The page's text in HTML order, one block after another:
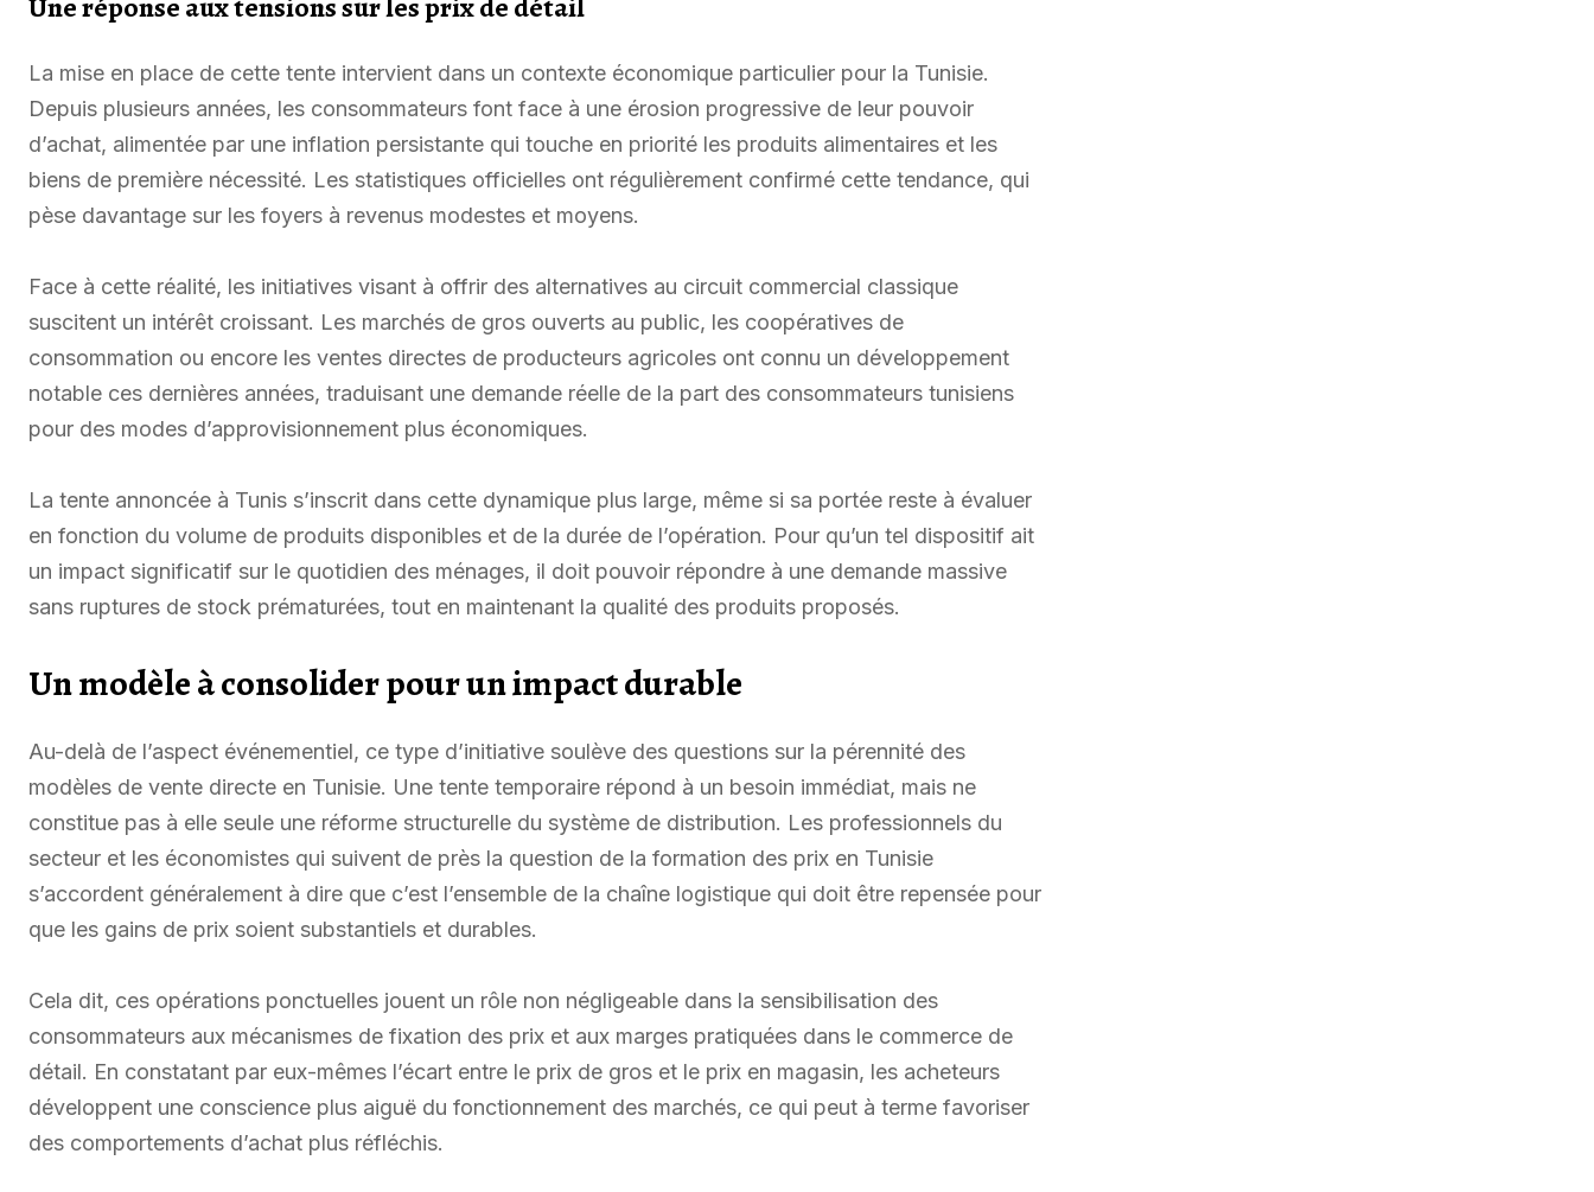
La mise en place de cette tente intervient dans un contexte économique particulier pour la Tunisie.
Depuis plusieurs années, les consommateurs font face à une érosion progressive de leur pouvoir
d’achat, alimentée par une inflation persistante qui touche en priorité les produits alimentaires et les
biens de première nécessité. Les statistiques officielles ont régulièrement confirmé cette tendance, qui
pèse davantage sur les foyers à revenus modestes et moyens.
Face à cette réalité, les initiatives visant à offrir des alternatives au circuit commercial classique
suscitent un intérêt croissant. Les marchés de gros ouverts au public, les coopératives de
consommation ou encore les ventes directes de producteurs agricoles ont connu un développement
notable ces dernières années, traduisant une demande réelle de la part des consommateurs tunisiens
pour des modes d’approvisionnement plus économiques.
La tente annoncée à Tunis s’inscrit dans cette dynamique plus large, même si sa portée reste à évaluer
en fonction du volume de produits disponibles et de la durée de l’opération. Pour qu’un tel dispositif ait
un impact significatif sur le quotidien des ménages, il doit pouvoir répondre à une demande massive
sans ruptures de stock prématurées, tout en maintenant la qualité des produits proposés.
Un modèle à consolider pour un impact durable
Au-delà de l’aspect événementiel, ce type d’initiative soulève des questions sur la pérennité des
modèles de vente directe en Tunisie. Une tente temporaire répond à un besoin immédiat, mais ne
constitue pas à elle seule une réforme structurelle du système de distribution. Les professionnels du
secteur et les économistes qui suivent de près la question de la formation des prix en Tunisie
s’accordent généralement à dire que c’est l’ensemble de la chaîne logistique qui doit être repensée pour
que les gains de prix soient substantiels et durables.
Cela dit, ces opérations ponctuelles jouent un rôle non négligeable dans la sensibilisation des
consommateurs aux mécanismes de fixation des prix et aux marges pratiquées dans le commerce de
détail. En constatant par eux-mêmes l’écart entre le prix de gros et le prix en magasin, les acheteurs
développent une conscience plus aiguë du fonctionnement des marchés, ce qui peut à terme favoriser
des comportements d’achat plus réfléchis.